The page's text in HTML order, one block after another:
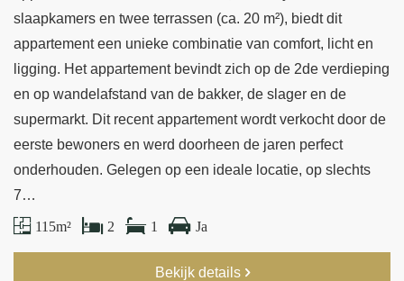
slaapkamers en twee terrassen (ca. 20 m²), biedt dit
appartement een unieke combinatie van comfort, licht en
ligging. Het appartement bevindt zich op de 2de verdieping
en op wandelafstand van de bakker, de slager en de
supermarkt. Dit recent appartement wordt verkocht door de
eerste bewoners en werd doorheen de jaren perfect
onderhouden. Gelegen op een ideale locatie, op slechts
7…
115 m² 2 1 Ja
Bekijk details